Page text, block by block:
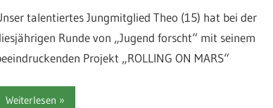
talentiertes Jungmitglied Theo (15) hat bei der
Runde von „Jugend forscht“ mit seinem
Projekt „ROLLING ON MARS“
Weiterlesen